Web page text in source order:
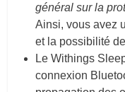
général sur la
Ainsi, vous avez
et la possibilité
Le Withings
connexion